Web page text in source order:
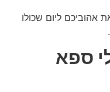
אהוביכם ליום שכולו
ספא